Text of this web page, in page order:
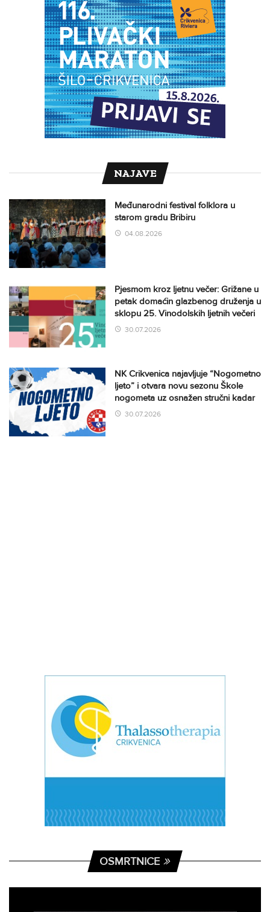
NAJAVE
Međunarodni festival folklora u
starom gradu Bribiru
04.08.2026
Pjesmom kroz ljetnu večer: Grižane u
petak domaćin glazbenog druženja u
sklopu 25. Vinodolskih ljetnih večeri
30.07.2026
NK Crikvenica najavljuje “Nogometno
ljeto” i otvara novu sezonu Škole
nogometa uz osnažen stručni kadar
30.07.2026
OSMRTNICE